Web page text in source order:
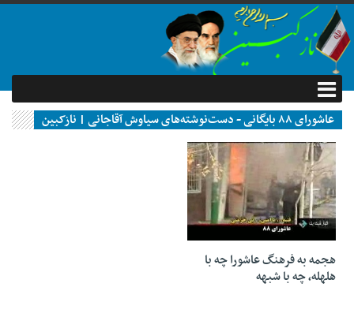
عاشورای ۸۸ بایگانی - دست‌نوشته‌های سیاوش آقاجانی | نازکبین
۰۱ آبان ۱۳۹۴
هجمه به فرهنگ عاشورا چه با
هلهله، چه با شبهه